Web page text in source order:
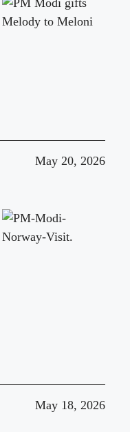
May 20, 2026
May 18, 2026